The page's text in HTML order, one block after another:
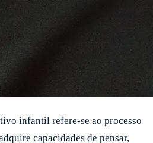
infantil refere-se ao processo
capacidades de pensar,